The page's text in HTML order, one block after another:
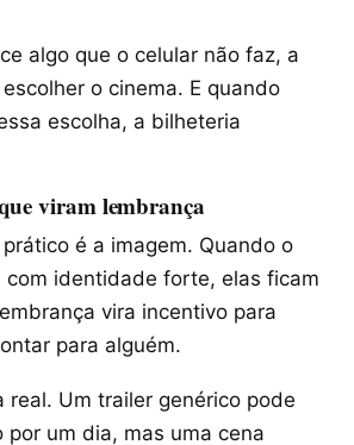
algo que o celular não faz, a
o cinema. E quando
escolha, a bilheteria
viram lembrança
é a imagem. Quando o
com identidade forte, elas ficam
vira incentivo para
para alguém.
real. Um trailer genérico pode
por um dia, mas uma cena